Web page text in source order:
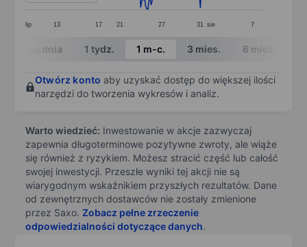
lip 13 17 21 27 31 sie 7
End of interactive chart.
W ciągu dnia 1 tydz. 1 m-c. 3 mies. 6 mies.
Otwórz konto aby uzyskać dostęp do większej ilości
narzędzi do tworzenia wykresów i analiz.
Warto wiedzieć: Inwestowanie w akcje zazwyczaj
zapewnia długoterminowe pozytywne zwroty, ale wiąże
się również z ryzykiem. Możesz stracić część lub całość
swojej inwestycji. Przeszłe wyniki tej akcji nie są
wiarygodnym wskaźnikiem przyszłych rezultatów. Dane
od zewnętrznych dostawców nie zostały zmienione
przez Saxo. Zobacz pełne zrzeczenie
odpowiedzialności dotyczące danych.